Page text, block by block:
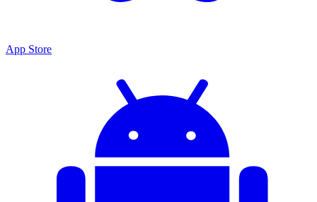
App Store